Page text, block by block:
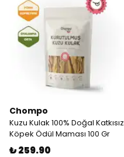
Chompo
Kuzu Kulak 100% Doğal Katkısız
Köpek Ödül Maması 100 Gr
₺ 259.90